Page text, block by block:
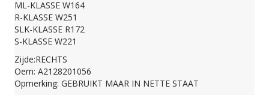
aantal
ML-KLASSE W164
R-KLASSE W251
SLK-KLASSE R172
S-KLASSE W221
Zijde:RECHTS
Oem: A2128201056
Opmerking: GEBRUIKT MAAR IN NETTE STAAT